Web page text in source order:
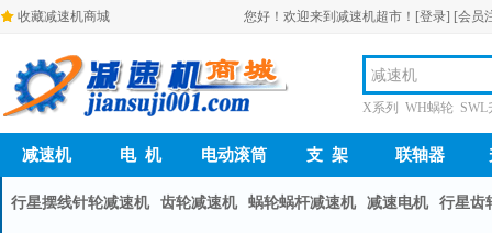
收藏减速机商城 您好！欢迎来到减速机超市！ [登录] [会员
X系列 WH蜗轮 SWL
减速机 电 机 电动滚筒 支 架 联轴器
行星摆线针轮减速机 齿轮减速机 蜗轮蜗杆减速机 减速电机 行星齿